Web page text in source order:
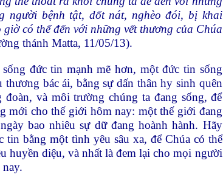
người bệnh tật, dốt nát, nghèo đói, bị khai
có thể đến với những vết thương của Chúa
thánh Matta, 11/05/13).
đức tin mạnh mẽ hơn, một đức tin sống
bác ái, bằng sự dấn thân hy sinh quên
và môi trường chúng ta đang sống, để
mới cho thế giới hôm nay: một thế giới đang
bao nhiêu sự dữ đang hoành hành. Hãy
bằng một tình yêu sâu xa, để Chúa có thể
huyền diệu, và nhất là đem lại cho mọi người